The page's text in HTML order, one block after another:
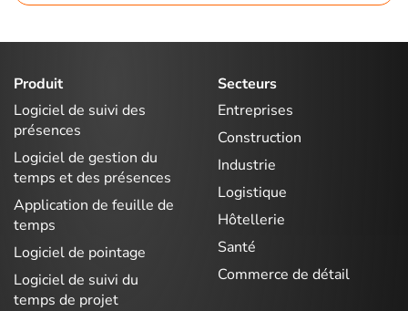
Produit
Logiciel de suivi des
présences
Logiciel de gestion du
temps et des présences
Application de feuille de
temps
Logiciel de pointage
Logiciel de suivi du
temps de projet
Secteurs
Entreprises
Construction
Industrie
Logistique
Hôtellerie
Santé
Commerce de détail